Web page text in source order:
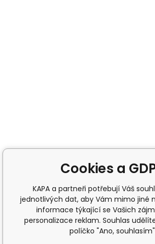
Cookies a
KAPA a partneři potřebují Váš
jednotlivých dat, aby Vám mimo jiné
informace týkající se Vašich
personalizace reklam. Souhlas
políčko "Ano,